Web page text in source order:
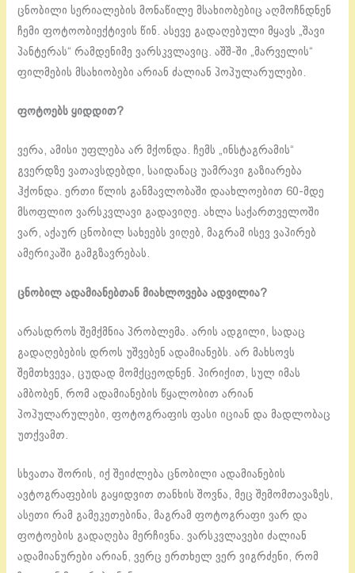
ცნობილი სერიალების მონაწილე მსახიობებიც აღმოჩნდნენ
ჩემი ფოტოობიექტივის წინ. ასევე გადაღებული მყავს „შავი
პანტერას“ რამდენიმე ვარსკვლავიც. აშშ-ში „მარველის“
ფილმების მსახიობები არიან ძალიან პოპულარულები.
ფოტოებს ყიდდით?
ვერა, ამისი უფლება არ მქონდა. ჩემს „ინსტაგრამის“
გვერდზე ვათავსდებდი, საიდანაც უამრავი გაზიარება
ჰქონდა. ერთი წლის განმავლობაში დაახლოებით 60-მდე
მსოფლიო ვარსკვლავი გადავიღე. ახლა საქართველოში
ვარ, აქაურ ცნობილ სახეებს ვიღებ, მაგრამ ისევ ვაპირებ
ამერიკაში გამგზავრებას.
ცნობილ ადამიანებთან მიახლოვება ადვილია?
არასდროს შემქმნია პრობლემა. არის ადგილი, სადაც
გადაღებების დროს უშვებენ ადამიანებს. არ მახსოვს
შემთხვევა, ცუდად მომქცეოდნენ. პირიქით, სულ იმას
ამბობენ, რომ ადამიანების წყალობით არიან
პოპულარულები, ფოტოგრაფის ფასი იციან და მადლობაც
უთქვამთ.
სხვათა შორის, იქ შეიძლება ცნობილი ადამიანების
ავტოგრაფების გაყიდვით თანხის შოვნა, მეც შემომთავაზეს,
ასეთი რამ გამეკეთებინა, მაგრამ ფოტოგრაფი ვარ და
ფოტოების გადაღება მერჩივნა. ვარსკვლავები ძალიან
ადამიანურები არიან, ვერც ერთხელ ვერ ვიგრძენი, რომ